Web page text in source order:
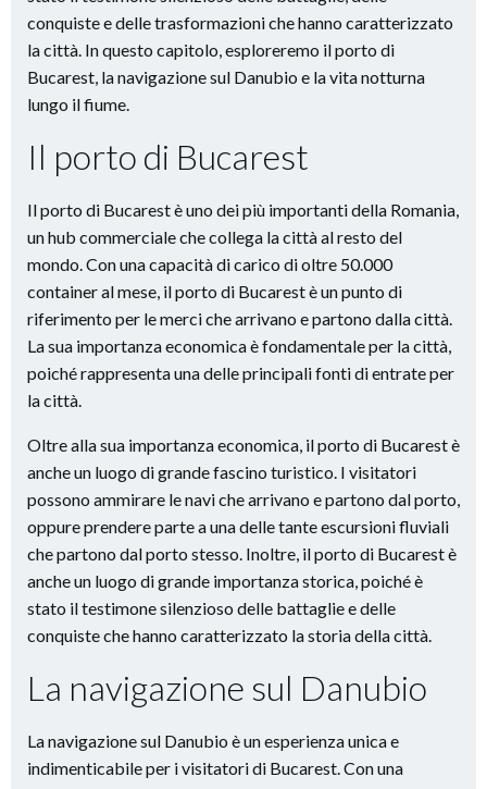
conquiste e delle trasformazioni che hanno caratterizzato
la città. In questo capitolo, esploreremo il porto di
Bucarest, la navigazione sul Danubio e la vita notturna
lungo il fiume.
Il porto di Bucarest
Il porto di Bucarest è uno dei più importanti della Romania,
un hub commerciale che collega la città al resto del
mondo. Con una capacità di carico di oltre 50.000
container al mese, il porto di Bucarest è un punto di
riferimento per le merci che arrivano e partono dalla città.
La sua importanza economica è fondamentale per la città,
poiché rappresenta una delle principali fonti di entrate per
la città.
Oltre alla sua importanza economica, il porto di Bucarest è
anche un luogo di grande fascino turistico. I visitatori
possono ammirare le navi che arrivano e partono dal porto,
oppure prendere parte a una delle tante escursioni fluviali
che partono dal porto stesso. Inoltre, il porto di Bucarest è
anche un luogo di grande importanza storica, poiché è
stato il testimone silenzioso delle battaglie e delle
conquiste che hanno caratterizzato la storia della città.
La navigazione sul Danubio
La navigazione sul Danubio è un esperienza unica e
indimenticabile per i visitatori di Bucarest. Con una